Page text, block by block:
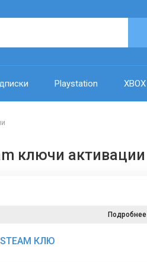
Playstation XBOX
ключи активации
Подробнее
КЛЮ